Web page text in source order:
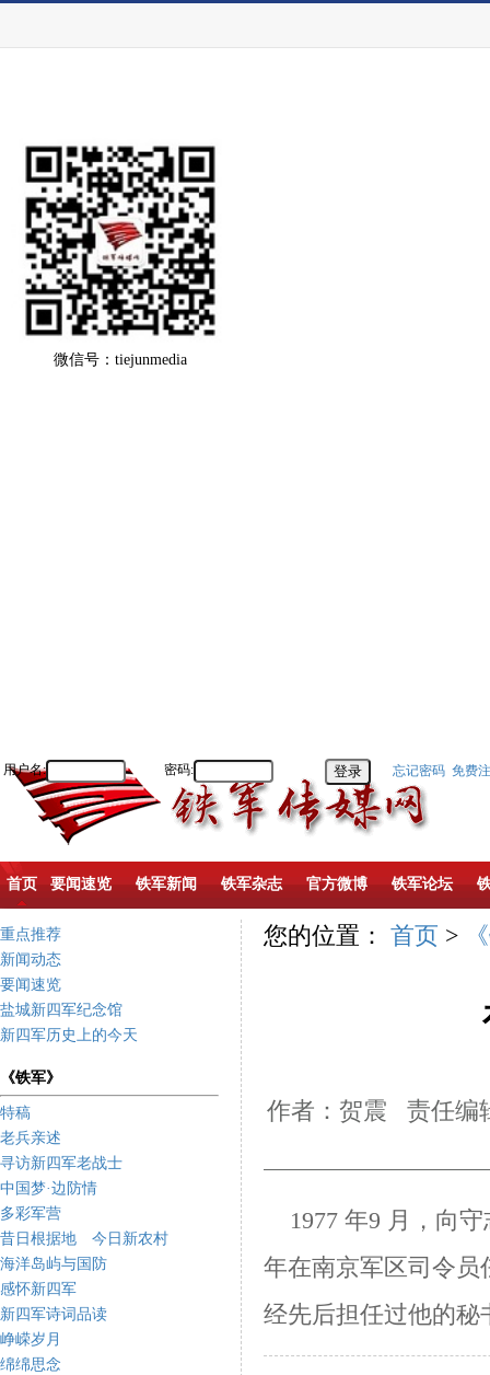
微信号：tiejunmedia
用户名: 密码: 忘记密码 免费
首页 要闻速览 铁军新闻 铁军杂志 官方微博 铁军论坛
重点推荐
新闻动态
要闻速览
盐城新四军纪念馆
新四军历史上的今天
《铁军》
特稿
老兵亲述
寻访新四军老战士
中国梦·边防情
多彩军营
昔日根据地 今日新农村
海洋岛屿与国防
感怀新四军
新四军诗词品读
峥嵘岁月
绵绵思念
您的位置： 首页 >
作者：贺震 责任编
1977 年9 月，向守
年在南京军区司令员
经先后担任过他的秘